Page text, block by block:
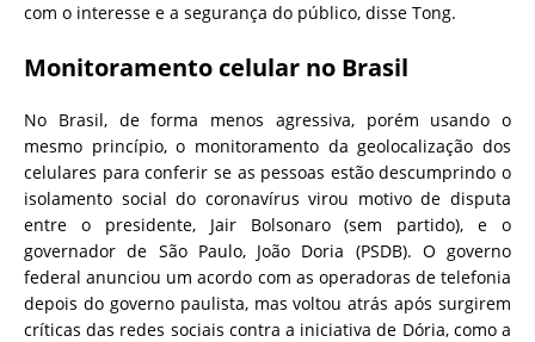
com o interesse e a segurança do público, disse Tong.
Monitoramento celular no Brasil
No Brasil, de forma menos agressiva, porém usando o
mesmo princípio, o monitoramento da geolocalização dos
celulares para conferir se as pessoas estão descumprindo o
isolamento social do coronavírus virou motivo de disputa
entre o presidente, Jair Bolsonaro (sem partido), e o
governador de São Paulo, João Doria (PSDB). O governo
federal anunciou um acordo com as operadoras de telefonia
depois do governo paulista, mas voltou atrás após surgirem
críticas das redes sociais contra a iniciativa de Dória, como a